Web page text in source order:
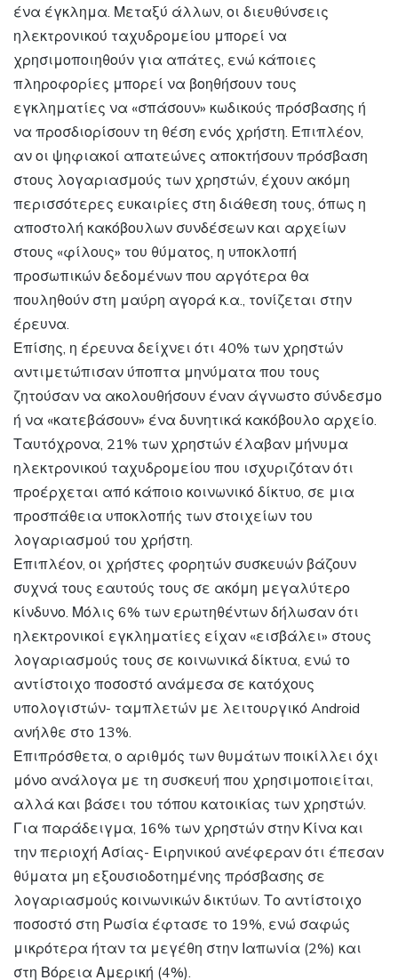
ένα έγκλημα. Μεταξύ άλλων, οι διευθύνσεις
ηλεκτρονικού ταχυδρομείου μπορεί να
χρησιμοποιηθούν για απάτες, ενώ κάποιες
πληροφορίες μπορεί να βοηθήσουν τους
εγκληματίες να «σπάσουν» κωδικούς πρόσβασης ή
να προσδιορίσουν τη θέση ενός χρήστη. Επιπλέον,
αν οι ψηφιακοί απατεώνες αποκτήσουν πρόσβαση
στους λογαριασμούς των χρηστών, έχουν ακόμη
περισσότερες ευκαιρίες στη διάθεση τους, όπως η
αποστολή κακόβουλων συνδέσεων και αρχείων
στους «φίλους» του θύματος, η υποκλοπή
προσωπικών δεδομένων που αργότερα θα
πουληθούν στη μαύρη αγορά κ.α., τονίζεται στην
έρευνα.
Επίσης, η έρευνα δείχνει ότι 40% των χρηστών
αντιμετώπισαν ύποπτα μηνύματα που τους
ζητούσαν να ακολουθήσουν έναν άγνωστο σύνδεσμο
ή να «κατεβάσουν» ένα δυνητικά κακόβουλο αρχείο.
Ταυτόχρονα, 21% των χρηστών έλαβαν μήνυμα
ηλεκτρονικού ταχυδρομείου που ισχυριζόταν ότι
προέρχεται από κάποιο κοινωνικό δίκτυο, σε μια
προσπάθεια υποκλοπής των στοιχείων του
λογαριασμού του χρήστη.
Επιπλέον, οι χρήστες φορητών συσκευών βάζουν
συχνά τους εαυτούς τους σε ακόμη μεγαλύτερο
κίνδυνο. Μόλις 6% των ερωτηθέντων δήλωσαν ότι
ηλεκτρονικοί εγκληματίες είχαν «εισβάλει» στους
λογαριασμούς τους σε κοινωνικά δίκτυα, ενώ το
αντίστοιχο ποσοστό ανάμεσα σε κατόχους
υπολογιστών- ταμπλετών με λειτουργικό Android
ανήλθε στο 13%.
Επιπρόσθετα, ο αριθμός των θυμάτων ποικίλλει όχι
μόνο ανάλογα με τη συσκευή που χρησιμοποιείται,
αλλά και βάσει του τόπου κατοικίας των χρηστών.
Για παράδειγμα, 16% των χρηστών στην Κίνα και
την περιοχή Ασίας- Ειρηνικού ανέφεραν ότι έπεσαν
θύματα μη εξουσιοδοτημένης πρόσβασης σε
λογαριασμούς κοινωνικών δικτύων. Το αντίστοιχο
ποσοστό στη Ρωσία έφτασε το 19%, ενώ σαφώς
μικρότερα ήταν τα μεγέθη στην Ιαπωνία (2%) και
στη Βόρεια Αμερική (4%).